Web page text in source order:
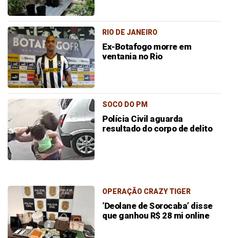
RIO DE JANEIRO
Ex-Botafogo morre em
ventania no Rio
SOCO DO PM
Polícia Civil aguarda
resultado do corpo de delito
OPERAÇÃO CRAZY TIGER
‘Deolane de Sorocaba’ disse
que ganhou R$ 28 mi online